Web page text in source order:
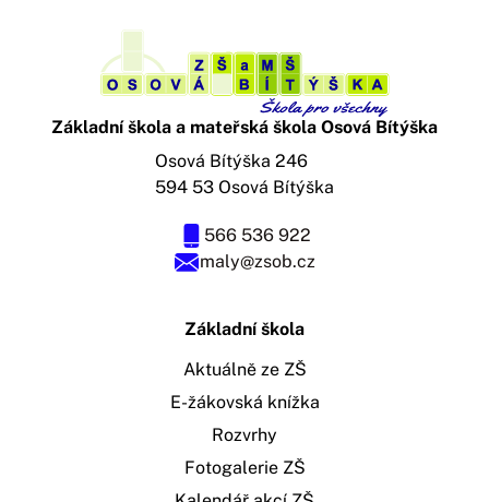
Základní škola a mateřská škola Osová Bítýška
maly@zsob.cz
566 536 922
Osová Bítýška 246
594 53 Osová Bítýška
Základní škola
Aktuálně ze ZŠ
E-žákovská knížka
Rozvrhy
Fotogalerie ZŠ